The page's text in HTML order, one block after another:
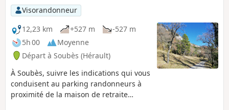
Visorandonneur
12,23 km
+527 m
-527 m
5h 00
Moyenne
Départ à Soubès (Hérault)
À Soubès, suivre les indications qui vous
conduisent au parking randonneurs à
proximité de la maison de retraite